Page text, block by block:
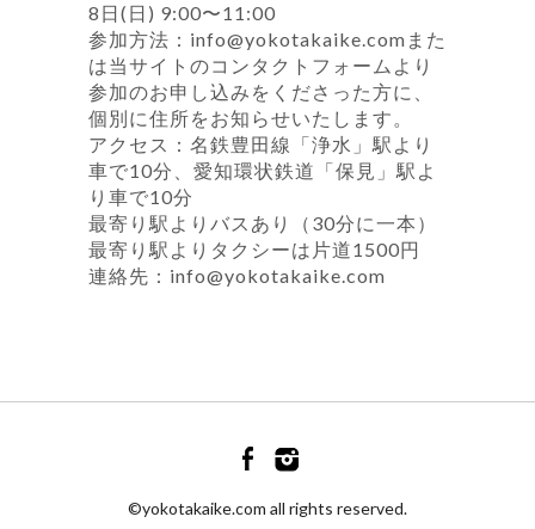
8日(日) 9:00〜11:00
参加方法：info@yokotakaike.comまた
は当サイトのコンタクトフォームより
参加のお申し込みをくださった方に、
個別に住所をお知らせいたします。
アクセス：名鉄豊田線「浄水」駅より
車で10分、愛知環状鉄道「保見」駅よ
り車で10分
最寄り駅よりバスあり（30分に一本）
最寄り駅よりタクシーは片道1500円
連絡先：info@yokotakaike.com
©yokotakaike.com all rights reserved.